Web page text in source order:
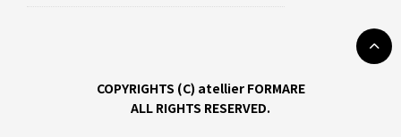
COPYRIGHTS (C) atellier FORMARE
ALL RIGHTS RESERVED.